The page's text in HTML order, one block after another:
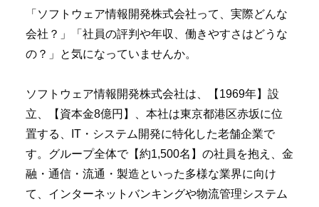
「ソフトウェア情報開発株式会社って、実際どんな
会社？」「社員の評判や年収、働きやすさはどうな
の？」と気になっていませんか。
ソフトウェア情報開発株式会社は、【1969年】設
立、【資本金8億円】、本社は東京都港区赤坂に位
置する、IT・システム開発に特化した老舗企業で
す。グループ全体で【約1,500名】の社員を抱え、金
融・通信・流通・製造といった多様な業界に向け
て、インターネットバンキングや物流管理システム